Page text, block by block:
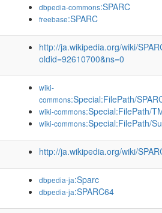
dbpedia-commons:SPARC
freebase:SPARC
http://ja.wikipedia.org/wiki/
oldid=92610700&ns=0
wiki-
commons:Special:FilePath/
wiki-commons:Special:FilePath/
wiki-commons:Special:FilePath/
http://ja.wikipedia.org/wiki/
dbpedia-ja:Sparc
dbpedia-ja:SPARC64